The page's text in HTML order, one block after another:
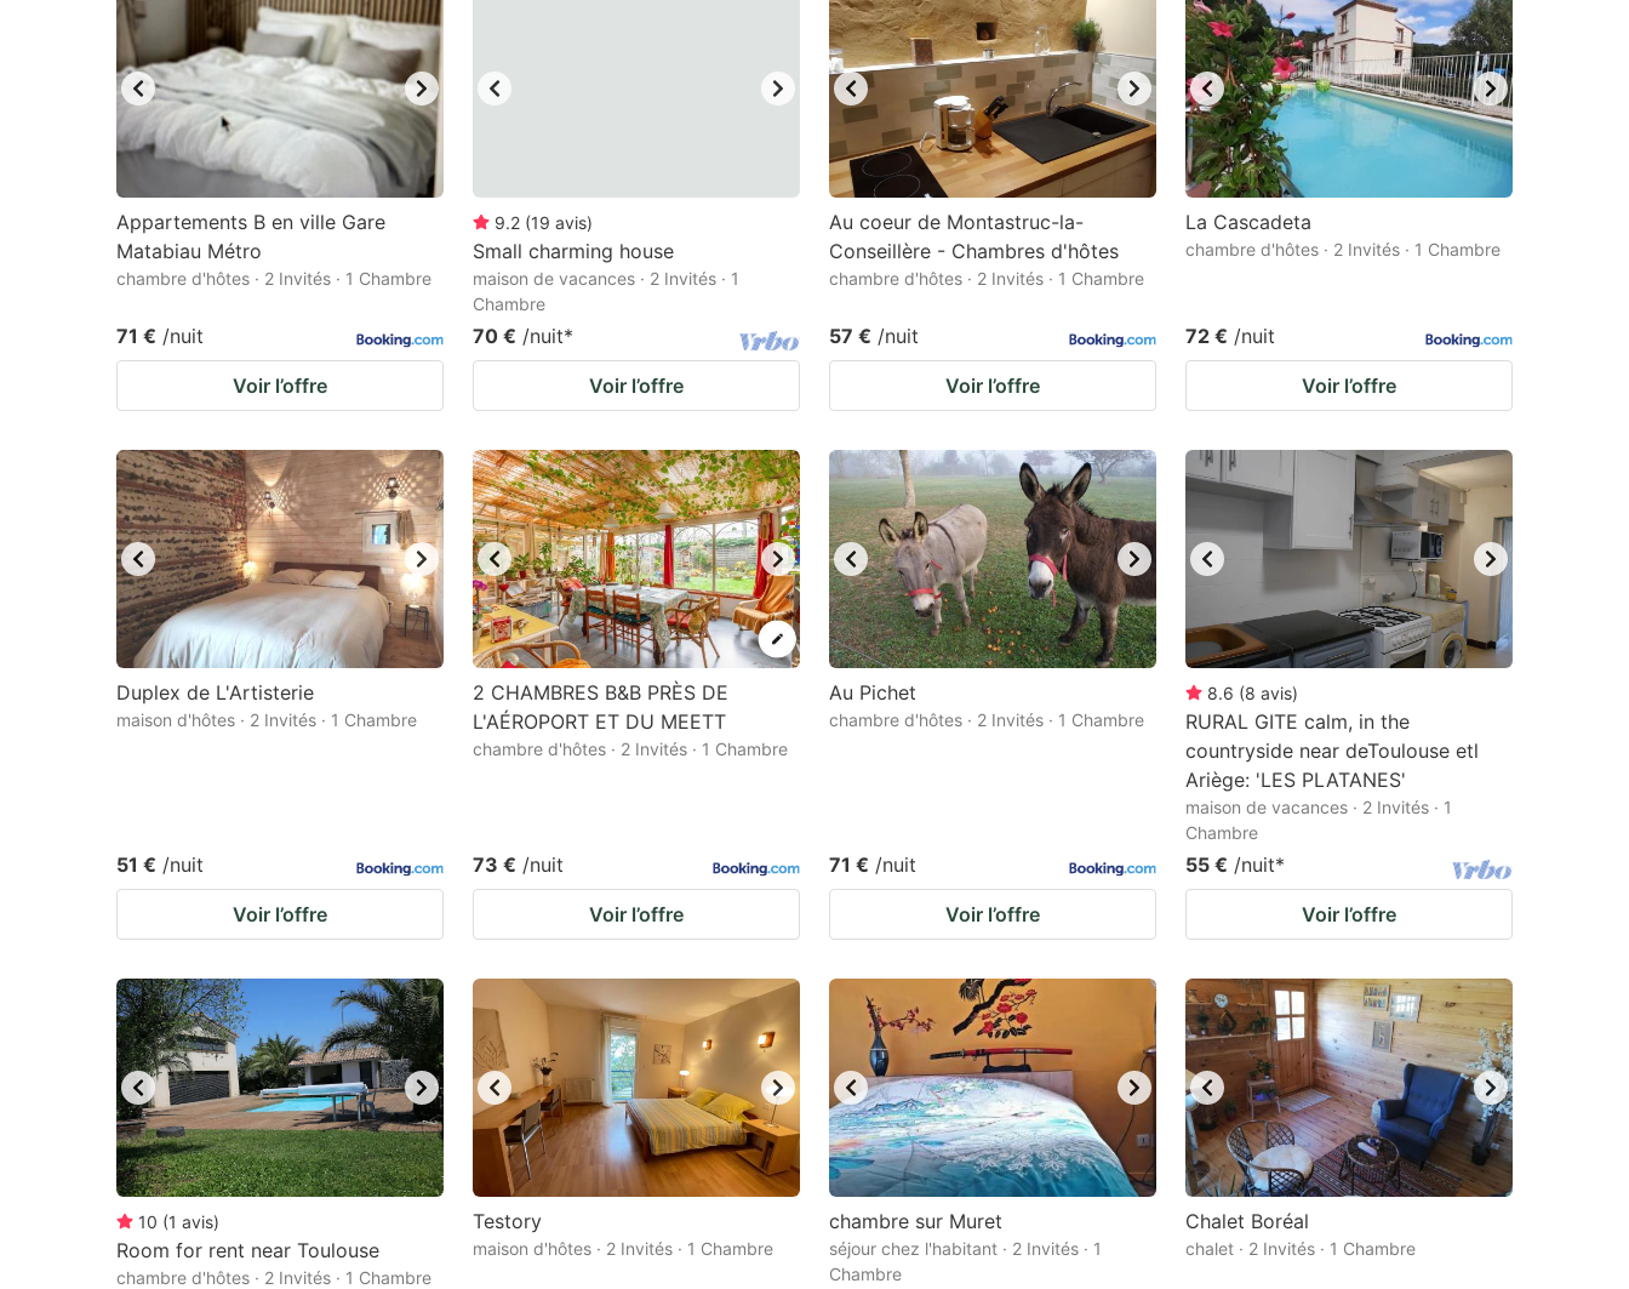
Appartements B en ville Gare
Matabiau Métro
chambre d'hôtes · 2 Invités · 1 Chambre
71 € /nuit
Voir l’offre
9.2 (19 avis)
Small charming house
maison de vacances · 2 Invités · 1
Chambre
70 € /nuit*
Voir l’offre
Au coeur de Montastruc-la-
Conseillère - Chambres d'hôtes
chambre d'hôtes · 2 Invités · 1 Chambre
57 € /nuit
Voir l’offre
La Cascadeta
chambre d'hôtes · 2 Invités · 1 Chambre
72 € /nuit
Voir l’offre
Duplex de L'Artisterie
maison d'hôtes · 2 Invités · 1 Chambre
51 € /nuit
Voir l’offre
2 CHAMBRES B&B PRÈS DE
L'AÉROPORT ET DU MEETT
chambre d'hôtes · 2 Invités · 1 Chambre
73 € /nuit
Voir l’offre
Au Pichet
chambre d'hôtes · 2 Invités · 1 Chambre
71 € /nuit
Voir l’offre
8.6 (8 avis)
RURAL GITE calm, in the
countryside near deToulouse etl
Ariège: 'LES PLATANES'
maison de vacances · 2 Invités · 1
Chambre
55 € /nuit*
Voir l’offre
10 (1 avis)
Room for rent near Toulouse
chambre d'hôtes · 2 Invités · 1 Chambre
Testory
maison d'hôtes · 2 Invités · 1 Chambre
chambre sur Muret
séjour chez l'habitant · 2 Invités · 1
Chambre
Chalet Boréal
chalet · 2 Invités · 1 Chambre